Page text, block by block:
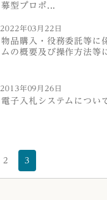
募型プロポ...
2022年03月22日
物品購入・役務委託等に
ムの概要及び操作方法等
2013年09月26日
電子入札システムについ
2 3